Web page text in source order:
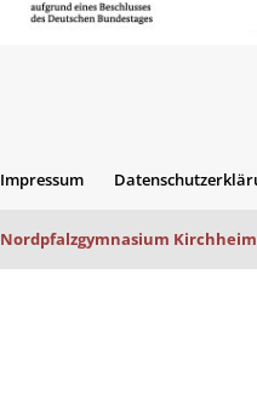
Impressum
Nordpfalzgymnasium